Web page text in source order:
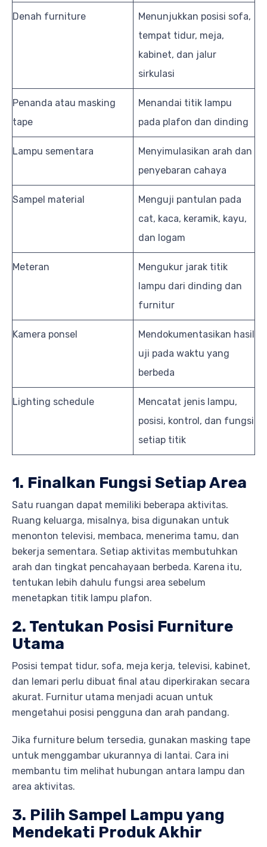
Denah furniture
Menunjukkan posisi sofa,
tempat tidur, meja,
kabinet, dan jalur
sirkulasi
Penanda atau masking
tape
Menandai titik lampu
pada plafon dan dinding
Lampu sementara
Menyimulasikan arah dan
penyebaran cahaya
Sampel material
Menguji pantulan pada
cat, kaca, keramik, kayu,
dan logam
Meteran
Mengukur jarak titik
lampu dari dinding dan
furnitur
Kamera ponsel
Mendokumentasikan hasil
uji pada waktu yang
berbeda
Lighting schedule
Mencatat jenis lampu,
posisi, kontrol, dan fungsi
setiap titik
1. Finalkan Fungsi Setiap Area
Satu ruangan dapat memiliki beberapa aktivitas.
Ruang keluarga, misalnya, bisa digunakan untuk
menonton televisi, membaca, menerima tamu, dan
bekerja sementara. Setiap aktivitas membutuhkan
arah dan tingkat pencahayaan berbeda. Karena itu,
tentukan lebih dahulu fungsi area sebelum
menetapkan titik lampu plafon.
2. Tentukan Posisi Furniture
Utama
Posisi tempat tidur, sofa, meja kerja, televisi, kabinet,
dan lemari perlu dibuat final atau diperkirakan secara
akurat. Furnitur utama menjadi acuan untuk
mengetahui posisi pengguna dan arah pandang.
Jika furniture belum tersedia, gunakan masking tape
untuk menggambar ukurannya di lantai. Cara ini
membantu tim melihat hubungan antara lampu dan
area aktivitas.
3. Pilih Sampel Lampu yang
Mendekati Produk Akhir